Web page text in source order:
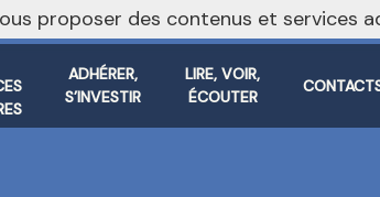
Vers le site national
ADHÉRER,
S’INVESTIR
LIRE, VOIR,
ÉCOUTER
proposer des contenus et services